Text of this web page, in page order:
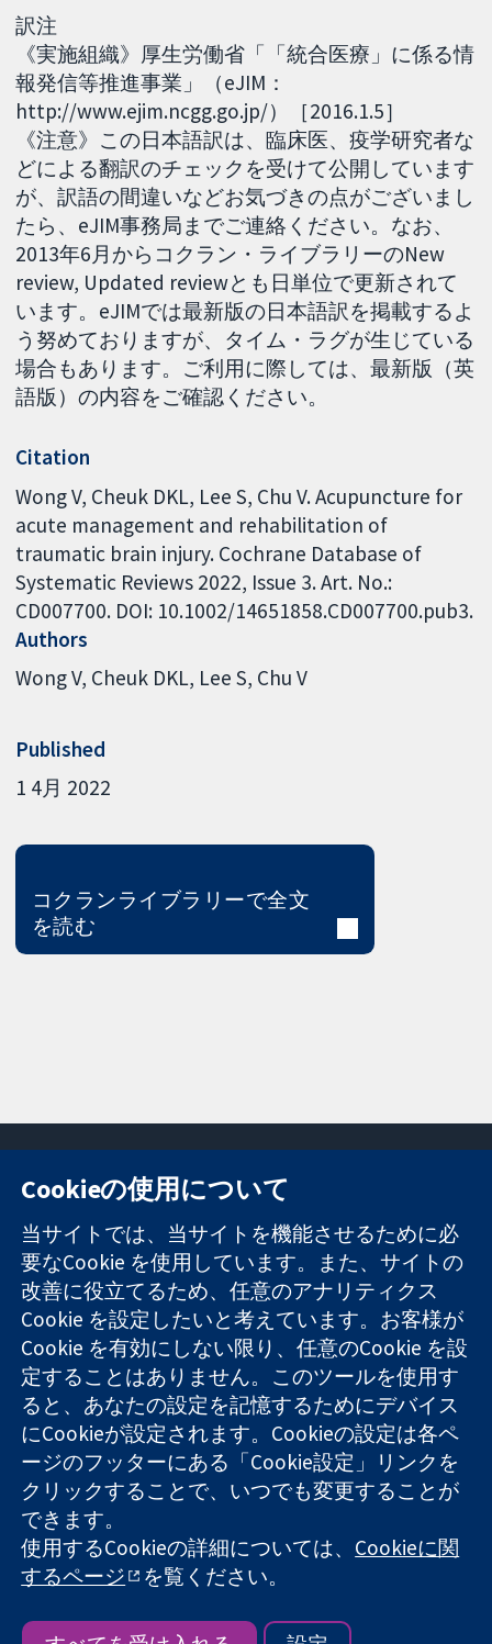
訳注
《実施組織》厚生労働省「「統合医療」に係る情
報発信等推進事業」（eJIM：
http://www.ejim.ncgg.go.jp/）［2016.1.5］
《注意》この日本語訳は、臨床医、疫学研究者な
どによる翻訳のチェックを受けて公開しています
が、訳語の間違いなどお気づきの点がございまし
たら、eJIM事務局までご連絡ください。なお、
2013年6月からコクラン・ライブラリーのNew
review, Updated reviewとも日単位で更新されて
います。eJIMでは最新版の日本語訳を掲載するよ
う努めておりますが、タイム・ラグが生じている
場合もあります。ご利用に際しては、最新版（英
語版）の内容をご確認ください。
Citation
Wong V, Cheuk DKL, Lee S, Chu V. Acupuncture for
acute management and rehabilitation of
traumatic brain injury. Cochrane Database of
Systematic Reviews 2022, Issue 3. Art. No.:
CD007700. DOI: 10.1002/14651858.CD007700.pub3.
Authors
Wong V Cheuk DKL Lee S Chu V
Published
1 4月 2022
コクランライブラリーで全文
を読む
信頼できるエビ
デンスと
情報に基づく意
思決定により
健康のさらなる
向上へ
11-13 Cavendish
Square
London
W1G 0AN
United Kingdom
お問い合わせ
ニュース
広報
コクランにつ
いて
採用
Cochrane
Library
コクラン・コラボレーションは、イングランド及びウェールズ
に登録された慈善団体（登録番号 1045921）および保証有限責
任会社（登録番号 03044323）です。付加価値税登録番号 GB
718 2127 49
Copyright © 2026 The Cochrane Collaboration
ウェブサイト利用規約|免責事項 個人情報|
Cookieの使用について
当サイトでは、当サイトを機能させるために必
要なCookie を使用しています。また、サイトの
改善に役立てるため、任意のアナリティクス
Cookie を設定したいと考えています。お客様が
Cookie を有効にしない限り、任意のCookie を設
定することはありません。このツールを使用す
ると、あなたの設定を記憶するためにデバイス
にCookieが設定されます。Cookieの設定は各ペ
ージのフッターにある「Cookie設定」リンクを
クリックすることで、いつでも変更することが
できます。
使用するCookieの詳細については、 Cookieに関
するページ
を覧ください。